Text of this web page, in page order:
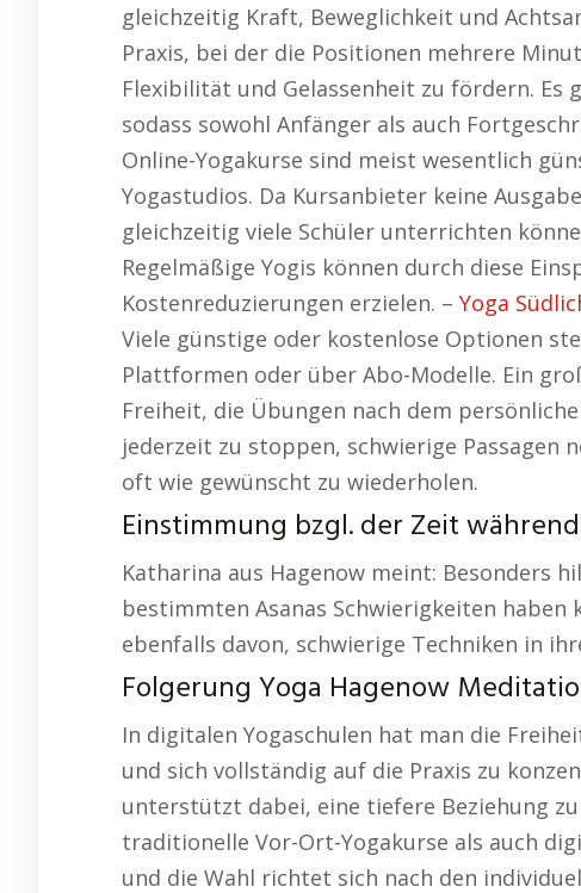
gleichzeitig Kraft, Beweglichkeit und
Praxis, bei der die Positionen mehrere
Flexibilität und Gelassenheit zu fördern. Es
sodass sowohl Anfänger als auch
Online-Yogakurse sind meist wesentlich
Yogastudios. Da Kursanbieter keine
gleichzeitig viele Schüler unterrichten
Regelmäßige Yogis können durch diese
Kostenreduzierungen erzielen. – Yoga
Viele günstige oder kostenlose Optionen
Plattformen oder über Abo-Modelle. Ein
Freiheit, die Übungen nach dem
jederzeit zu stoppen, schwierige Passagen
oft wie gewünscht zu wiederholen.
Einstimmung bzgl. der Zeit
Katharina aus Hagenow meint: Besonders
bestimmten Asanas Schwierigkeiten
ebenfalls davon, schwierige Techniken in
Folgerung Yoga Hagenow
In digitalen Yogaschulen hat man die
und sich vollständig auf die Praxis zu
unterstützt dabei, eine tiefere Beziehung
traditionelle Vor-Ort-Yogakurse als auch
und die Wahl richtet sich nach den